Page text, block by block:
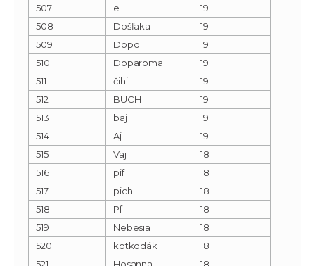
507
e
19
508
Došľaka
19
509
Dopo
19
510
Doparoma
19
511
čihi
19
512
BUCH
19
513
baj
19
514
Aj
19
515
Vaj
18
516
pif
18
517
pich
18
518
Pf
18
519
Nebesia
18
520
kotkodák
18
521
Hosanna
18